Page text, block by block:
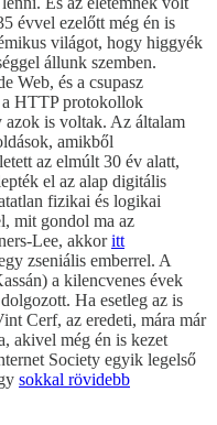
évvel ezelőtt még én is
világot, hogy higgyék
állunk szemben.
Web, és a csupasz
HTTP protokollok
azok is voltak. Az általam
amikből
az elmúlt 30 év alatt,
el az alap digitális
fizikai és logikai
mit gondol ma az
Lee, akkoritt
zseniális emberrel. A
a kilencvenes évek
Ha esetleg az is
Cerf, az eredeti, mára már
akivel még én is kezet
Society egyik legelső
sokkal rövidebb